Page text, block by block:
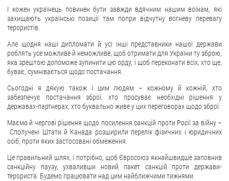
І кожен українець повинен бути завжди вдячним нашим воїнам, які
захищають українські позиції там попри відчутну вогневу перевагу
терористів.
Але щодня наші дипломати й усі інші представники нашої держави
роблять усе можливе й неможливе, щоб отримати для України ту зброю,
яка зрештою допоможе зупинити цю орду, і щоб переконати всіх, хто ще,
буває, сумнівається щодо постачання.
Сьогодні я дякую також і цим людям – кожному й кожній, хто
забезпечує постачання зброї, хто просуває необхідні рішення у
державах-партнерах, хто буквально живе у цих переговорах щодо зброї.
Маємо й чергові рішення щодо посилення санкцій проти Росії за війну –
Сполучені Штати й Канада розширили перелік фізичних і юридичних
осіб, проти яких застосовані обмеження.
Це правильний шлях, і потрібно, щоб Євросоюз якнайшвидше заповнив
санкційну паузу, ухваливши новий пакет санкцій проти держави-
терориста. Будемо працювати над цим найближчими тижнями.